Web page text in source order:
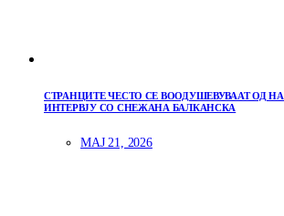
СТРАНЦИТЕ ЧЕСТО СЕ ВООДУШЕВУВААТ ОД
ИНТЕРВЈУ СО СНЕЖАНА БАЛКАНСКА
МАЈ 21, 2026